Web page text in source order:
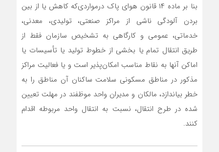
بنا بر ماده ۱۴ قانون هوای پاک درمواردی‌که کاهش یا از بین
بردن آلودگی ناشی از مراکز صنعتی، تولیدی، معدنی،
خدماتی، عمومی و کارگاهی به تشخیص سازمان فقط از
طریق انتقال تمام یا بخشی از خطوط تولید یا تأسیسات یا
اماکن آنها به نقاط مناسب امکان‌پذیر است و یا فعالیت مراکز
مذکور در مناطق مسکونی سلامت ساکنان آن مناطق را به
خطر بیاندازد، مالکان و مدیران واحد موظفند در مهلت تعیین
شده در طرح انتقال، نسبت به انتقال واحد مربوطه اقدام
کنند.